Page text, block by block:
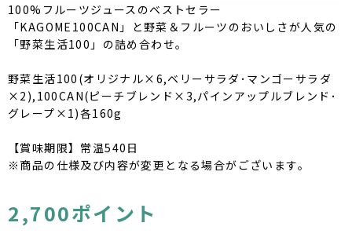
100%フルーツジュースのベストセラー
「KAGOME100CAN」と野菜＆フルーツのおいしさが人気の
「野菜生活100」の詰め合わせ。
野菜生活100(オリジナル×6,ベリーサラダ･マンゴーサラダ
×2),100CAN(ピーチブレンド×3,パインアップルブレンド･
グレープ×1)各160g
【賞味期限】常温540日
※商品の仕様及び内容が変更となる場合がございます。
2,700ポイント